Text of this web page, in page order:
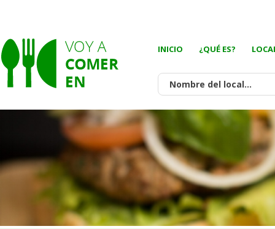
INICIO ¿QUÉ ES?